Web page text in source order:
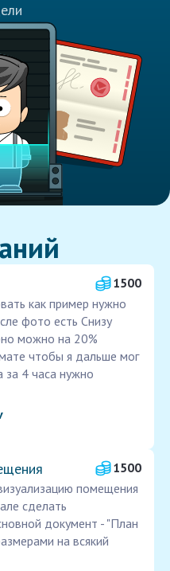
1500
как пример нужно
фото есть Снизу
можно на 20%
чтобы я дальше мог
за 4 часа нужно
1500
помещения
сделать
документ - "План
на всякий